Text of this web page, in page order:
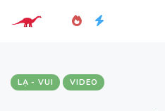
LẠ - VUI VIDEO